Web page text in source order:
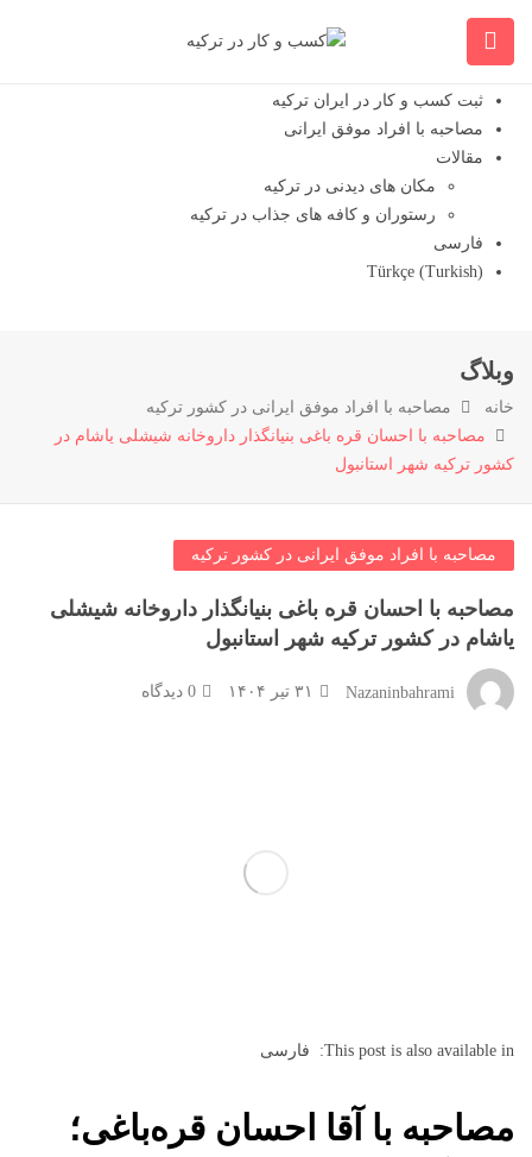
خانه
کسب وکارهای ایرانی موفق در ترکیه
ثبت کسب و کار در ایران ترکیه
مصاحبه با افراد موفق ایرانی
مقالات
مکان های دیدنی در ترکیه
رستوران و کافه های جذاب در ترکیه
فارسی
Türkçe (Turkish)
وبلاگ
خانه
مصاحبه با افراد موفق ایرانی در کشور ترکیه
مصاحبه با احسان قره باغی بنیانگذار داروخانه شیشلی یاشام در
کشور ترکیه شهر استانبول
مصاحبه با افراد موفق ایرانی در کشور ترکیه
مصاحبه با احسان قره باغی بنیانگذار داروخانه شیشلی
یاشام در کشور ترکیه شهر استانبول
Nazaninbahrami ۳۱ تیر ۱۴۰۴ 0 دیدگاه
This post is also available in: فارسی
مصاحبه با آقا احسان قره‌باغی؛